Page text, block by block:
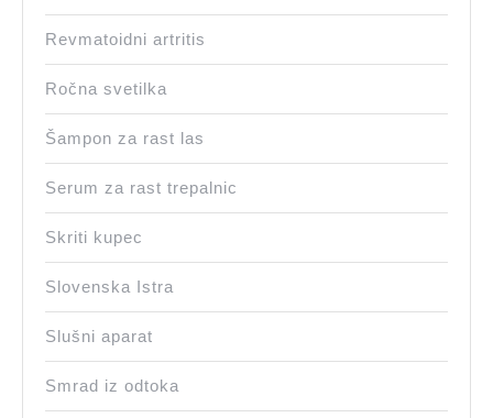
Revmatoidni artritis
Ročna svetilka
Šampon za rast las
Serum za rast trepalnic
Skriti kupec
Slovenska Istra
Slušni aparat
Smrad iz odtoka